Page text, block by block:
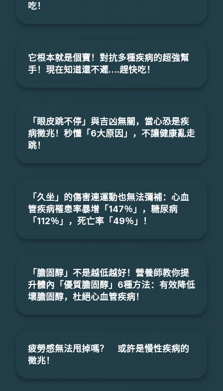
吃！
它根本就是個寶！對抗多種疾病的超強幫
手！現在知道還不遲….趕快吃！
「眼皮跳不停」與吉凶無關，當心恐是疾
病徵兆！秒懂「6大原因」，不讓健康亂走
跳！
「久坐」的傷害連運動也無法彌補：心血
管疾病罹患率暴增「147％」，糖尿病
「112％」，死亡率「49％」！
「膽固醇」不是越低越好！營養師教你提
升體內「優質膽固醇」6種方法：有效降低
壞膽固醇，杜絕心血管疾病！
疲勞感無法甩掉嗎？ 或許是慢性疾病的
徵兆！